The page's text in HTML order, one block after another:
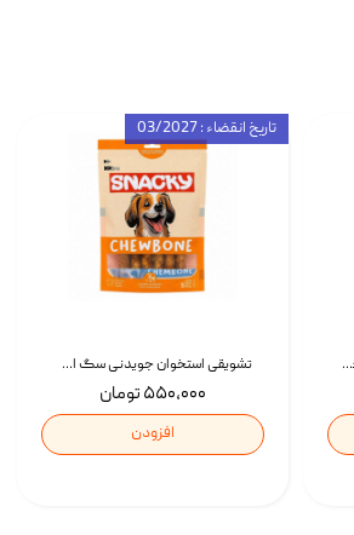
تشویقی استخوان جویدنی سگ اسنکی کرانچی با طعم مرغ Snacky Crunchy Munchy وزن 100 گرم
۵۵۰,۰۰۰ تومان
افزودن
تاریخ انقضاء : 03/2027
تشویقی گربه درمانی کرانچ اسنکی با طعم میکس Snacky Crunch Cat Treats وزن 60 گرم بسته 4 عددی